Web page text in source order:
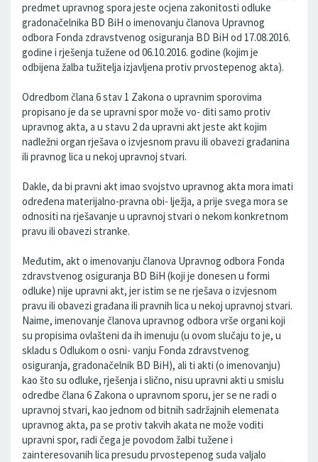
predmet upravnog spora jeste ocjena zakonitosti odluke
gradonačelnika BD BiH o imenovanju članova Upravnog
odbora Fonda zdravstvenog osiguranja BD BiH od 17.08.2016.
godine i rješenja tužene od 06.10.2016. godine (kojim je
odbijena žalba tužitelja izjavljena protiv prvostepenog akta).
Odredbom člana 6 stav 1 Zakona o upravnim sporovima
propisano je da se upravni spor može vo- diti samo protiv
upravnog akta, a u stavu 2 da upravni akt jeste akt kojim
nadležni organ rješava o izvjesnom pravu ili obavezi građanina
ili pravnog lica u nekoj upravnoj stvari.
Dakle, da bi pravni akt imao svojstvo upravnog akta mora imati
određena materijalno-pravna obi- lježja, a prije svega mora se
odnositi na rješavanje u upravnoj stvari o nekom konkretnom
pravu ili obavezi stranke.
Međutim, akt o imenovanju članova Upravnog odbora Fonda
zdravstvenog osiguranja BD BiH (koji je donesen u formi
odluke) nije upravni akt, jer istim se ne rješava o izvjesnom
pravu ili obavezi građana ili pravnih lica u nekoj upravnoj stvari.
Naime, imenovanje članova upravnog odbora vrše organi koji
su propisima ovlašteni da ih imenuju (u ovom slučaju to je, u
skladu s Odlukom o osni- vanju Fonda zdravstvenog
osiguranja, gradonačelnik BD BiH), ali ti akti (o imenovanju)
kao što su odluke, rješenja i slično, nisu upravni akti u smislu
odredbe člana 6 Zakona o upravnom sporu, jer se ne radi o
upravnoj stvari, kao jednom od bitnih sadržajnih elemenata
upravnog akta, pa se protiv takvih akata ne može voditi
upravni spor, radi čega je povodom žalbi tužene i
zainteresovanih lica presudu prvostepenog suda valjalo